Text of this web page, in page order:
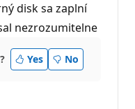
disk sa zaplní
nezrozumitelne
Yes No